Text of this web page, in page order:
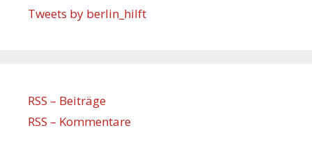
Tweets by berlin_hilft
RSS – Beiträge
RSS – Kommentare